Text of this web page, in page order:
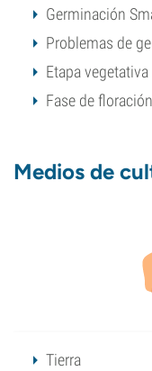
Germinación
Problemas de
Etapa vegetativa
Fase de floración
Medios de
Tierra